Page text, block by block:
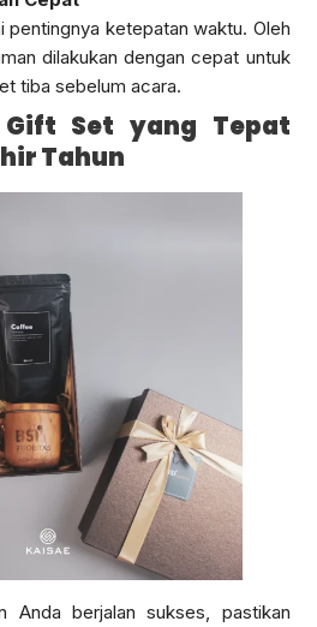
pentingnya ketepatan waktu. Oleh
dilakukan dengan cepat untuk
tiba sebelum acara.
Set yang Tepat
Tahun
Anda berjalan sukses, pastikan